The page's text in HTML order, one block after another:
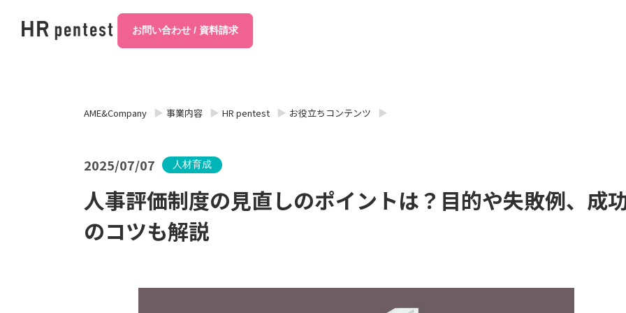
お問い合わせ / 資料請求
AME&Company 事業内容 HR pentest お役立ちコンテンツ
2025/07/07 人材育成
人事評価制度の見直しのポイントは？目的や失敗例、成
のコツも解説